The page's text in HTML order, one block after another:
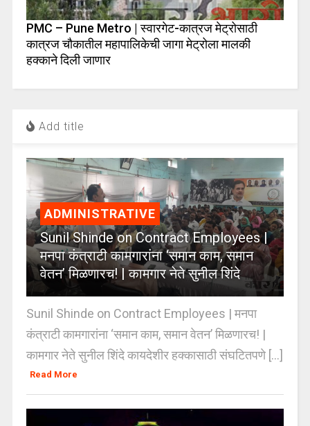
PMC – Pune Metro | स्वारगेट-कात्रज मेट्रोसाठी
कात्रज चौकातील महापालिकेची जागा मेट्रोला मालकी
हक्काने दिली जाणार
Add title
ADMINISTRATIVE
Sunil Shinde on Contract Employees |
मनपा कंत्राटी कामगारांना ‘समान काम, समान
वेतन’ मिळणारच! | कामगार नेते सुनील शिंदे
Sunil Shinde on Contract Employees | मनपा
कंत्राटी कामगारांना ‘समान काम, समान वेतन’ मिळणारच! |
कामगार नेते सुनील शिंदे कायदेशीर हक्कासाठी संघटितपणे [...]
Read More